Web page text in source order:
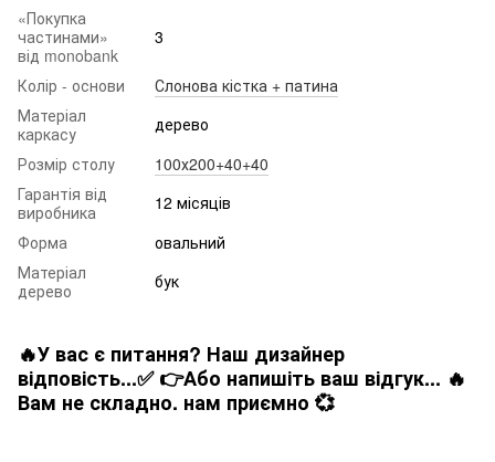
«Покупка
частинами»
від monobank
3
Колір - основи
Слонова кістка + патина
Матеріал
каркасу
дерево
Розмір столу
100х200+40+40
Гарантія від
виробника
12 місяців
Форма
овальний
Матеріал
дерево
бук
🔥У вас є питання? Наш дизайнер
відповість...✅ 👉Або напишіть ваш відгук... 🔥
Вам не складно. нам приємно 💞